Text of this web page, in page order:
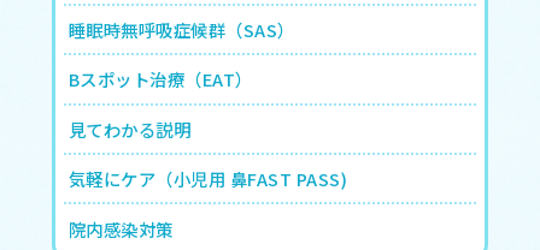
睡眠時無呼吸症候群（SAS）
Bスポット治療（EAT）
見てわかる説明
気軽にケア（小児用 鼻FAST PASS)
院内感染対策